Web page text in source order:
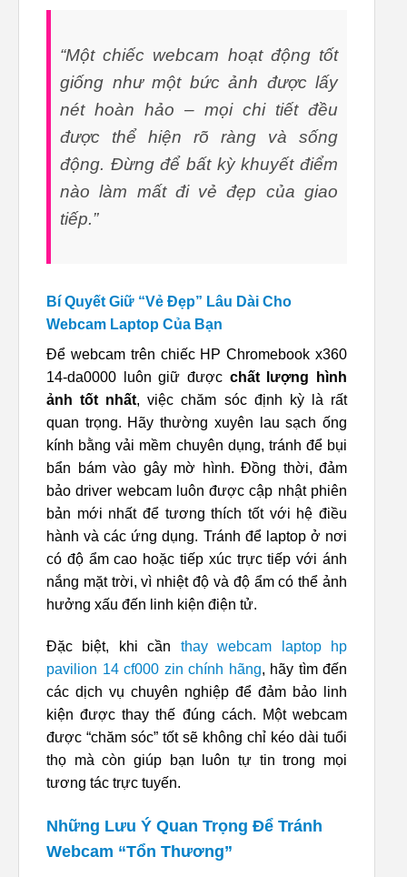
“Một chiếc webcam hoạt động tốt
giống như một bức ảnh được lấy
nét hoàn hảo – mọi chi tiết đều
được thể hiện rõ ràng và sống
động. Đừng để bất kỳ khuyết điểm
nào làm mất đi vẻ đẹp của giao
tiếp.”
Bí Quyết Giữ “Vẻ Đẹp” Lâu Dài Cho
Webcam Laptop Của Bạn
Để webcam trên chiếc HP Chromebook x360
14-da0000 luôn giữ được chất lượng hình
ảnh tốt nhất, việc chăm sóc định kỳ là rất
quan trọng. Hãy thường xuyên lau sạch ống
kính bằng vải mềm chuyên dụng, tránh để bụi
bẩn bám vào gây mờ hình. Đồng thời, đảm
bảo driver webcam luôn được cập nhật phiên
bản mới nhất để tương thích tốt với hệ điều
hành và các ứng dụng. Tránh để laptop ở nơi
có độ ẩm cao hoặc tiếp xúc trực tiếp với ánh
nắng mặt trời, vì nhiệt độ và độ ẩm có thể ảnh
hưởng xấu đến linh kiện điện tử.
Đặc biệt, khi cần thay webcam laptop hp
pavilion 14 cf000 zin chính hãng, hãy tìm đến
các dịch vụ chuyên nghiệp để đảm bảo linh
kiện được thay thế đúng cách. Một webcam
được “chăm sóc” tốt sẽ không chỉ kéo dài tuổi
thọ mà còn giúp bạn luôn tự tin trong mọi
tương tác trực tuyến.
Những Lưu Ý Quan Trọng Để Tránh
Webcam “Tổn Thương”